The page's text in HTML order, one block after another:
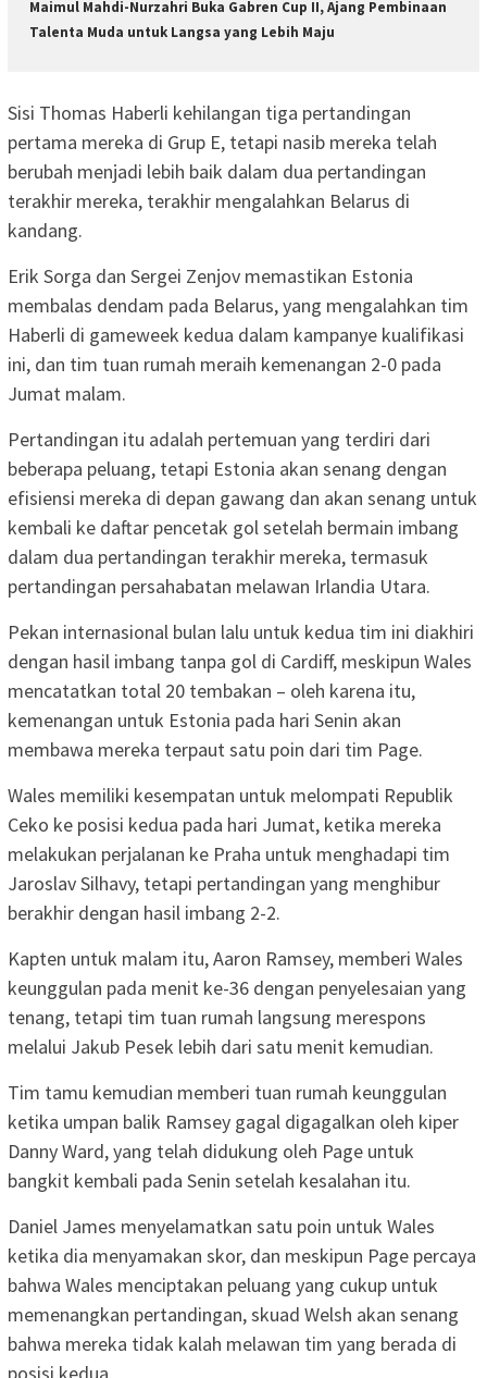
Maimul Mahdi-Nurzahri Buka Gabren Cup II, Ajang Pembinaan
Talenta Muda untuk Langsa yang Lebih Maju
Sisi Thomas Haberli kehilangan tiga pertandingan
pertama mereka di Grup E, tetapi nasib mereka telah
berubah menjadi lebih baik dalam dua pertandingan
terakhir mereka, terakhir mengalahkan Belarus di
kandang.
Erik Sorga dan Sergei Zenjov memastikan Estonia
membalas dendam pada Belarus, yang mengalahkan tim
Haberli di gameweek kedua dalam kampanye kualifikasi
ini, dan tim tuan rumah meraih kemenangan 2-0 pada
Jumat malam.
Pertandingan itu adalah pertemuan yang terdiri dari
beberapa peluang, tetapi Estonia akan senang dengan
efisiensi mereka di depan gawang dan akan senang untuk
kembali ke daftar pencetak gol setelah bermain imbang
dalam dua pertandingan terakhir mereka, termasuk
pertandingan persahabatan melawan Irlandia Utara.
Pekan internasional bulan lalu untuk kedua tim ini diakhiri
dengan hasil imbang tanpa gol di Cardiff, meskipun Wales
mencatatkan total 20 tembakan – oleh karena itu,
kemenangan untuk Estonia pada hari Senin akan
membawa mereka terpaut satu poin dari tim Page.
Wales memiliki kesempatan untuk melompati Republik
Ceko ke posisi kedua pada hari Jumat, ketika mereka
melakukan perjalanan ke Praha untuk menghadapi tim
Jaroslav Silhavy, tetapi pertandingan yang menghibur
berakhir dengan hasil imbang 2-2.
Kapten untuk malam itu, Aaron Ramsey, memberi Wales
keunggulan pada menit ke-36 dengan penyelesaian yang
tenang, tetapi tim tuan rumah langsung merespons
melalui Jakub Pesek lebih dari satu menit kemudian.
Tim tamu kemudian memberi tuan rumah keunggulan
ketika umpan balik Ramsey gagal digagalkan oleh kiper
Danny Ward, yang telah didukung oleh Page untuk
bangkit kembali pada Senin setelah kesalahan itu.
Daniel James menyelamatkan satu poin untuk Wales
ketika dia menyamakan skor, dan meskipun Page percaya
bahwa Wales menciptakan peluang yang cukup untuk
memenangkan pertandingan, skuad Welsh akan senang
bahwa mereka tidak kalah melawan tim yang berada di